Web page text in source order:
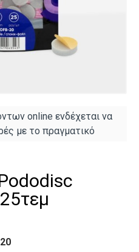
online ενδέχεται να
με το πραγματικό